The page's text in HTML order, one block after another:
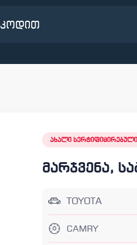
ახალი სერტიფიცირებული
მარჯვენა,
TOYOTA
CAMRY